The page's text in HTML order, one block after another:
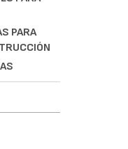
PARA